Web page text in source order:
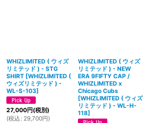
WHIZLIMITED ( ウィズ
リミテッド ) - STG
SHIRT [WHIZLIMITED (
ウィズリミテッド ) -
WL-S-103]
27,000円(税別)
(税込 : 29,700円)
WHIZLIMITED ( ウィズ
リミテッド ) - NEW
ERA 9FIFTY CAP /
WHIZLIMITED x
Chicago Cubs
[WHIZLIMITED ( ウィズ
リミテッド ) - WL-H-
118]